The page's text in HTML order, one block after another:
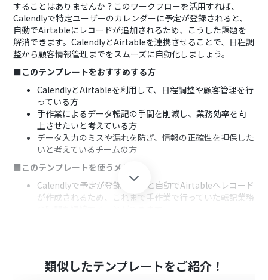
することはありませんか？このワークフローを活用すれば、
Calendlyで特定ユーザーのカレンダーに予定が登録されると、
自動でAirtableにレコードが追加されるため、こうした課題を
解消できます。CalendlyとAirtableを連携させることで、日程調
整から顧客情報管理までをスムーズに自動化しましょう。
■このテンプレートをおすすめする方
CalendlyとAirtableを利用して、日程調整や顧客管理を行
っている方
手作業によるデータ転記の手間を削減し、業務効率を向
上させたいと考えている方
データ入力のミスや漏れを防ぎ、情報の正確性を担保した
いと考えているチームの方
■このテンプレートを使うメリット
Calendlyで予定が登録されると自動でAirtableへレコード
が作成されるため、これまで手作業で行っていた転記業務
■フローボットの流れ
類似したテンプレートをご紹介！